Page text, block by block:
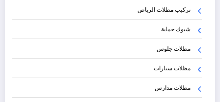
تركيب مظلات الرياض
شبوك حماية
مظلات جلوس
مظلات سيارات
مظلات مدارس